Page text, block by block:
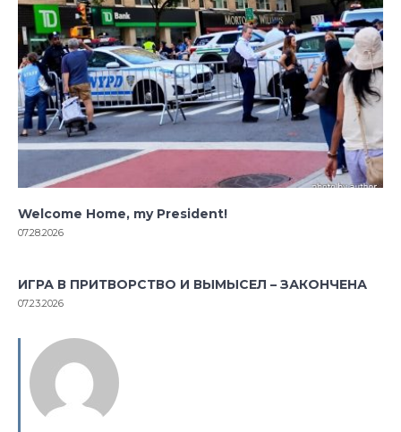
Welcome Home, my President!
07.28.2026
ИГРА В ПРИТВОРСТВО И ВЫМЫСЕЛ – ЗАКОНЧЕНА
07.23.2026